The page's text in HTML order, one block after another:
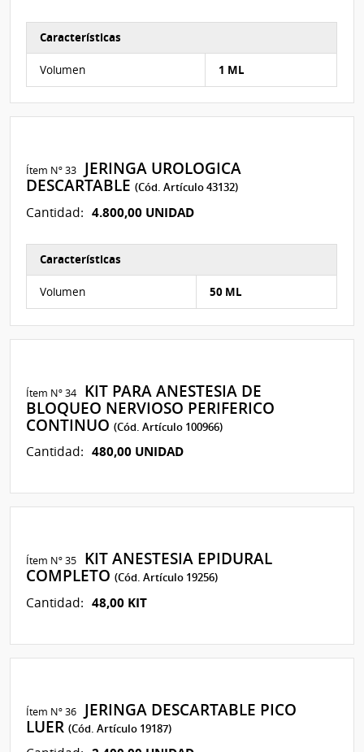
Características
Volumen 1 ML
Ítem Nº 33
JERINGA UROLOGICA
DESCARTABLE(Cód. Artículo 43132)
Cantidad: 4.800,00 UNIDAD
Características
Volumen 50 ML
Ítem Nº 34
KIT PARA ANESTESIA DE
BLOQUEO NERVIOSO PERIFERICO
CONTINUO(Cód. Artículo 100966)
Cantidad: 480,00 UNIDAD
Ítem Nº 35
KIT ANESTESIA EPIDURAL
COMPLETO(Cód. Artículo 19256)
Cantidad: 48,00 KIT
Ítem Nº 36
JERINGA DESCARTABLE PICO
LUER(Cód. Artículo 19187)